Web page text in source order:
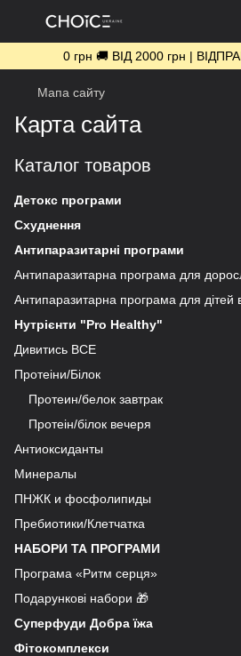
0 грн 🚚 ВІД 2000 грн |
Мапа сайту
Карта сайта
Каталог товаров
Детокс програми
Схуднення
Антипаразитарні програми
Антипаразитарна програма для
Антипаразитарна програма для дітей
Нутрієнти "Pro Healthy"
Дивитись ВСЕ
Протеіни/Білок
Протеин/белок завтрак
Протеін/білок вечеря
Антиоксиданты
Минералы
ПНЖК и фосфолипиды
Пребиотики/Клетчатка
НАБОРИ ТА ПРОГРАМИ
Програма «Ритм серця»
Подарункові набори 🎁
Суперфуди Добра їжа
Фітокомплекси